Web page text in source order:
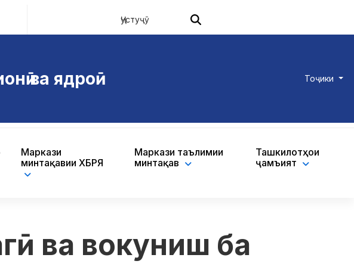
ва ядроӣ Тоҷики
Маркази
минтақавии ХБРЯ
Маркази таълимии
минтақавӣ
Ташкилотҳои
ҷамъиятӣ
ва вокуниш ба